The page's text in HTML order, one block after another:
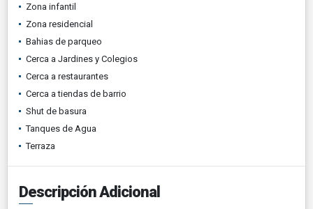
Zona infantil
Zona residencial
Bahias de parqueo
Cerca a Jardines y Colegios
Cerca a restaurantes
Cerca a tiendas de barrio
Shut de basura
Tanques de Agua
Terraza
Descripción Adicional